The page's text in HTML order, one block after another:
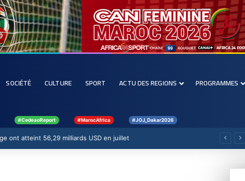
SOCIÉTÉ CULTURE SPORT ACTU DES REGIONS PROGRAMMES
#CedeaoReport #MarocAfrica #JOJ_Dakar2026
ont atteint 56,29 milliards USD en juillet